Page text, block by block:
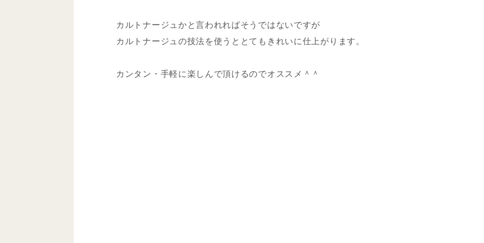
カルトナージュかと言われればそうではないですが
カルトナージュの技法を使うととてもきれいに仕上がります。
カンタン・手軽に楽しんで頂けるのでオススメ＾＾